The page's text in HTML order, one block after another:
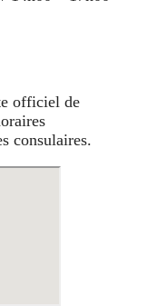
officiel de
consulaires.